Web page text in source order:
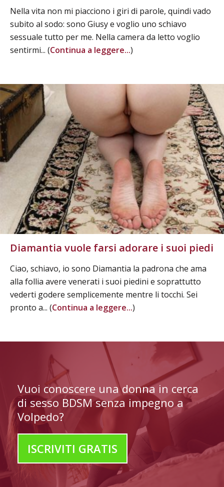
Nella vita non mi piacciono i giri di parole, quindi vado
subito al sodo: sono Giusy e voglio uno schiavo
sessuale tutto per me. Nella camera da letto voglio
sentirmi... (Continua a leggere...)
Diamantia vuole farsi adorare i suoi piedi
Ciao, schiavo, io sono Diamantia la padrona che ama
alla follia avere venerati i suoi piedini e soprattutto
vederti godere semplicemente mentre li tocchi. Sei
pronto a... (Continua a leggere...)
Vuoi conoscere una donna in cerca
di sesso BDSM senza impegno a
Volpedo?
ISCRIVITI GRATIS